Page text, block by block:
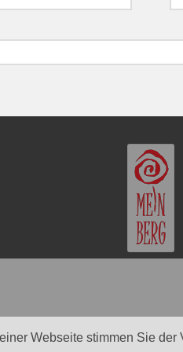
Webseite stimmen Sie